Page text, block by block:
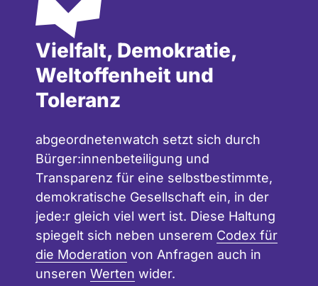
Vielfalt, Demokratie,
Weltoffenheit und
Toleranz
abgeordnetenwatch setzt sich durch
Bürger:innenbeteiligung und
Transparenz für eine selbstbestimmte,
demokratische Gesellschaft ein, in der
jede:r gleich viel wert ist. Diese Haltung
spiegelt sich neben unserem Codex für
die Moderation von Anfragen auch in
unseren Werten wider.